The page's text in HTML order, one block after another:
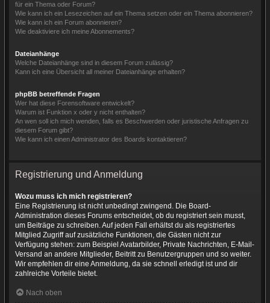
für ein Thema oder Forum?
Wie kann ich ein Lesezeichen auf ein Thema setzen oder ein Thema abonnieren?
Wie kann ich ein Forum abonnieren?
Wie deaktiviere ich meine Abonnements?
Dateianhänge
Welche Dateianhänge sind in diesem Forum zulässig?
Kann ich eine Übersicht all meiner Dateianhänge erhalten?
phpBB betreffende Fragen
Wer hat diese Forensoftware entwickelt?
Warum ist Funktion x oder y nicht enthalten?
An wen soll ich mich wenden, falls es Beschwerden oder juristische Anfragen zu
diesem Forum gibt?
Wie kann ich einen Administrator des Boards kontaktieren?
Registrierung und Anmeldung
Wozu muss ich mich registrieren?
Eine Registrierung ist nicht unbedingt zwingend. Die Board-
Administration dieses Forums entscheidet, ob du registriert sein musst,
um Beiträge zu schreiben. Auf jeden Fall erhältst du als registriertes
Mitglied Zugriff auf zusätzliche Funktionen, die Gästen nicht zur
Verfügung stehen: zum Beispiel Avatarbilder, Private Nachrichten, E-Mail-
Versand an andere Mitglieder, Beitritt zu Benutzergruppen und so weiter.
Wir empfehlen dir eine Anmeldung, da sie schnell erledigt ist und dir
zahlreiche Vorteile bietet.
Nach oben